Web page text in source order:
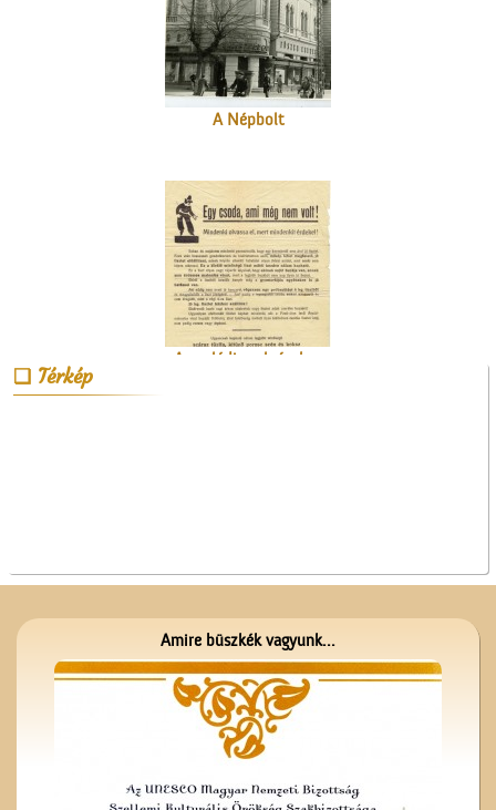
A Népbolt
A ceglédi molnárok, a
liszt és a szédelgő
Kútfúrás a Népbank
Térkép
Amire büszkék vagyunk...